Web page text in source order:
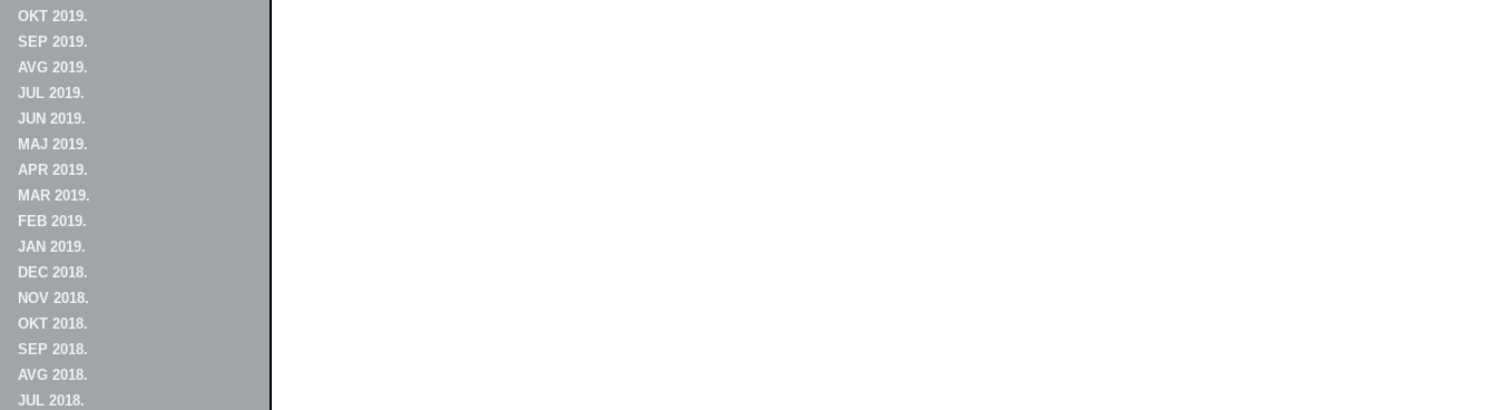
OKT 2019.
SEP 2019.
AVG 2019.
JUL 2019.
JUN 2019.
MAJ 2019.
APR 2019.
MAR 2019.
FEB 2019.
JAN 2019.
DEC 2018.
NOV 2018.
OKT 2018.
SEP 2018.
AVG 2018.
JUL 2018.